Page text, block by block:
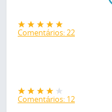
Comentários: 22
Comentários: 12